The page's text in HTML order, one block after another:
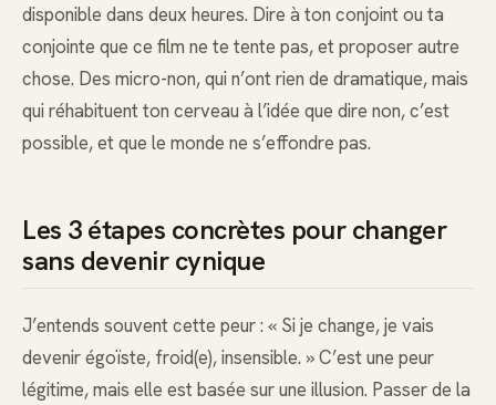
disponible dans deux heures. Dire à ton conjoint ou ta
conjointe que ce film ne te tente pas, et proposer autre
chose. Des micro-non, qui n’ont rien de dramatique, mais
qui réhabituent ton cerveau à l’idée que dire non, c’est
possible, et que le monde ne s’effondre pas.
Les 3 étapes concrètes pour changer
sans devenir cynique
J’entends souvent cette peur : « Si je change, je vais
devenir égoïste, froid(e), insensible. » C’est une peur
légitime, mais elle est basée sur une illusion. Passer de la